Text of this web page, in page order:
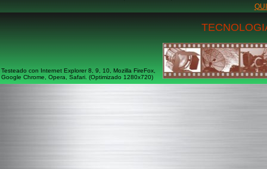
Testeado con Internet Explorer 8, 9, 10, Mozilla FireFox,
Google Chrome, Opera, Safari. (Optimizado 1280x720)